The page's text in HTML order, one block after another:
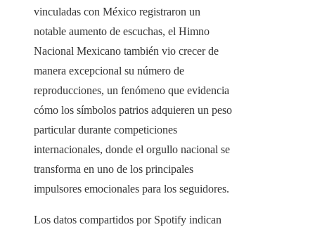
vinculadas con México registraron un
notable aumento de escuchas, el Himno
Nacional Mexicano también vio crecer de
manera excepcional su número de
reproducciones, un fenómeno que evidencia
cómo los símbolos patrios adquieren un peso
particular durante competiciones
internacionales, donde el orgullo nacional se
transforma en uno de los principales
impulsores emocionales para los seguidores.
Los datos compartidos por Spotify indican